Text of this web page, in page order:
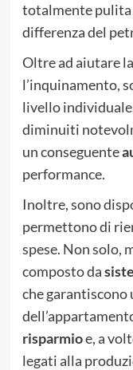
totalmente pulita
differenza del
Oltre ad aiutare
l’inquinamento,
livello
diminuiti
un conseguente
performance.
Inoltre, sono
permettono di
spese. Non solo,
composto da
che garantiscono
risparmioe, a
legati alla